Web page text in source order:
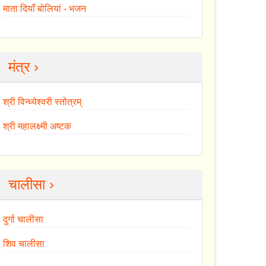
माता दियाँ बोलियां - भजन
मंत्र ›
श्री विन्ध्येश्वरी स्तोत्रम्
श्री महालक्ष्मी अष्टक
चालीसा ›
दुर्गा चालीसा
शिव चालीसा